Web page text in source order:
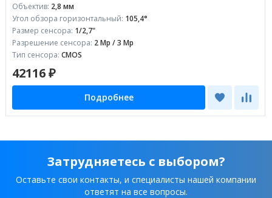
Объектив: 2,8 мм
Угол обзора горизонтальный: 105,4°
Размер сенсора: 1/2,7"
Разрешение сенсора: 2 Mp / 3 Mp
Тип сенсора: CMOS
42116 ₽
Подробнее
Затрудняетесь с выбором?
Оставьте свои контакты, и специалисты нашей компании
ответят на все вопросы.